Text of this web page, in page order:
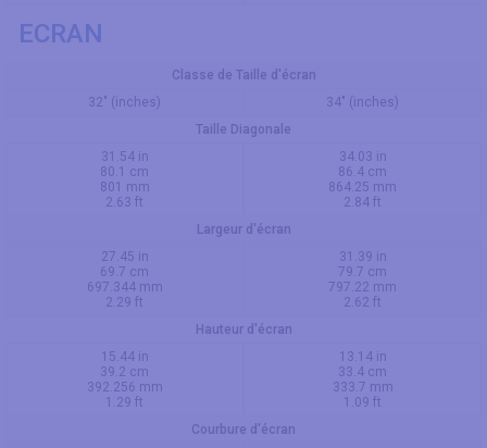
ECRAN
Classe de Taille d'écran
32" (inches)
34" (inches)
Taille Diagonale
31.54 in
80.1 cm
801 mm
2.63 ft
34.03 in
86.4 cm
864.25 mm
2.84 ft
Largeur d'écran
27.45 in
69.7 cm
697.344 mm
2.29 ft
31.39 in
79.7 cm
797.22 mm
2.62 ft
Hauteur d'écran
15.44 in
39.2 cm
392.256 mm
1.29 ft
13.14 in
33.4 cm
333.7 mm
1.09 ft
Courbure d'écran